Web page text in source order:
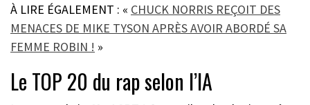
À LIRE ÉGALEMENT : « CHUCK NORRIS REÇOIT DES
MENACES DE MIKE TYSON APRÈS AVOIR ABORDÉ SA
FEMME ROBIN ! »
Le TOP 20 du rap selon l’IA